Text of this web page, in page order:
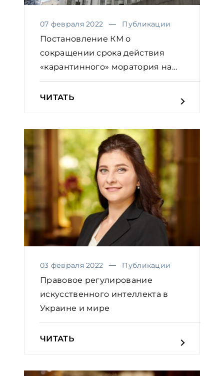
07 февраля 2022 Публикации
Постановление КМ о
сокращении срока действия
«карантинного» моратория на
налогов...
ЧИТАТЬ
03 февраля 2022 Публикации
Правовое регулирование
искусственного интеллекта в
Украине и мире
ЧИТАТЬ